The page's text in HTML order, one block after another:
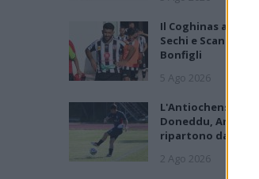
Il Coghinas
Sechi e Scanu, al
Bonfigli
5 Ago 2026
L'Antiochense
Doneddu, Arborea
ripartono dai
2 Ago 2026